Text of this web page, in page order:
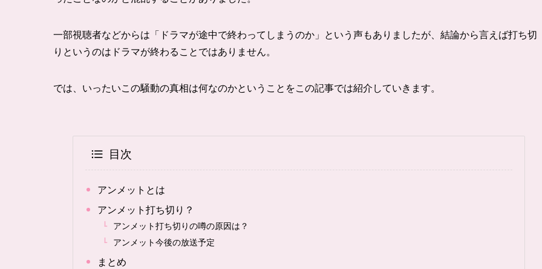
一部視聴者などからは「ドラマが途中で終わってしまうのか」という声もありましたが、結論から言えば打ち切
りというのはドラマが終わることではありません。
では、いったいこの騒動の真相は何なのかということをこの記事では紹介していきます。
目次
アンメットとは
アンメット打ち切り？
アンメット打ち切りの噂の原因は？
アンメット今後の放送予定
まとめ